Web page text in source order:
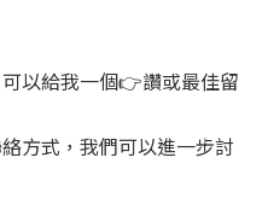
以給我一個👉讚或最佳留
方式，我們可以進一步討